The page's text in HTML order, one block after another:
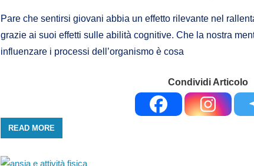
Pare che sentirsi giovani abbia un effetto rilevante nel
grazie ai suoi effetti sulle abilità cognitive. Che la nostra
influenzare i processi dell’organismo è cosa
Condividi Articolo
READ MORE